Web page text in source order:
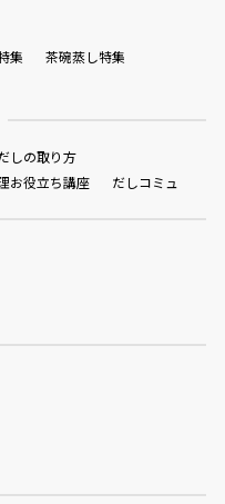
集 茶碗蒸し特集
しの取り方
お役立ち講座 だしコミュ